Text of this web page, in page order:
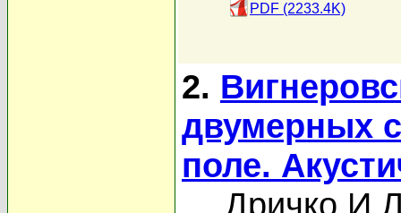
PDF (2233.4K)
2.
двумерных
поле.
Дричко